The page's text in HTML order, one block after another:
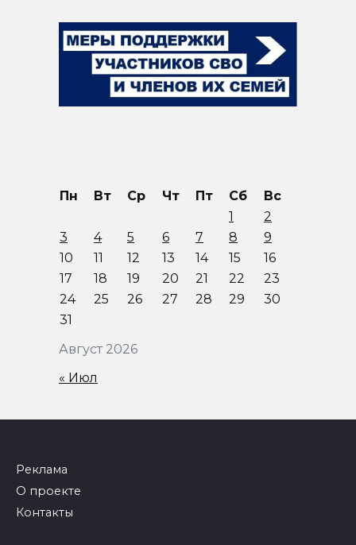
Август 2026
Пн Вт Ср Чт Пт Сб
Вс
1
2
3
4 5 6 7 8
9
10
11 12 13 14 15
16
17
18 19 20 21 22
23
24
25 26 27 28 29
30
31
« Июл
Реклама
О проекте
Контакты